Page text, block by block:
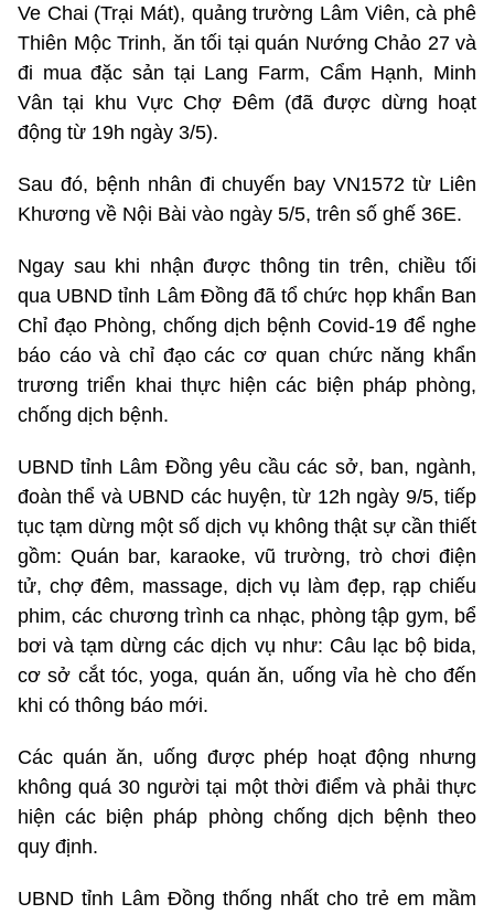
Ve Chai (Trại Mát), quảng trường Lâm Viên, cà phê
Thiên Mộc Trinh, ăn tối tại quán Nướng Chảo 27 và
đi mua đặc sản tại Lang Farm, Cẩm Hạnh, Minh
Vân tại khu Vực Chợ Đêm (đã được dừng hoạt
động từ 19h ngày 3/5).
Sau đó, bệnh nhân đi chuyến bay VN1572 từ Liên
Khương về Nội Bài vào ngày 5/5, trên số ghế 36E.
Ngay sau khi nhận được thông tin trên, chiều tối
qua UBND tỉnh Lâm Đồng đã tổ chức họp khẩn Ban
Chỉ đạo Phòng, chống dịch bệnh Covid-19 để nghe
báo cáo và chỉ đạo các cơ quan chức năng khẩn
trương triển khai thực hiện các biện pháp phòng,
chống dịch bệnh.
UBND tỉnh Lâm Đồng yêu cầu các sở, ban, ngành,
đoàn thể và UBND các huyện, từ 12h ngày 9/5, tiếp
tục tạm dừng một số dịch vụ không thật sự cần thiết
gồm: Quán bar, karaoke, vũ trường, trò chơi điện
tử, chợ đêm, massage, dịch vụ làm đẹp, rạp chiếu
phim, các chương trình ca nhạc, phòng tập gym, bể
bơi và tạm dừng các dịch vụ như: Câu lạc bộ bida,
cơ sở cắt tóc, yoga, quán ăn, uống vỉa hè cho đến
khi có thông báo mới.
Các quán ăn, uống được phép hoạt động nhưng
không quá 30 người tại một thời điểm và phải thực
hiện các biện pháp phòng chống dịch bệnh theo
quy định.
UBND tỉnh Lâm Đồng thống nhất cho trẻ em mầm